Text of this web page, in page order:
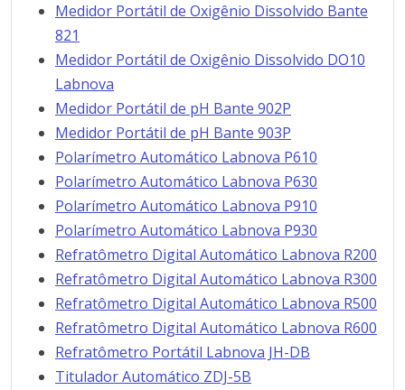
Medidor Portátil de Oxigênio Dissolvido Bante
821
Medidor Portátil de Oxigênio Dissolvido DO10
Labnova
Medidor Portátil de pH Bante 902P
Medidor Portátil de pH Bante 903P
Polarímetro Automático Labnova P610
Polarímetro Automático Labnova P630
Polarímetro Automático Labnova P910
Polarímetro Automático Labnova P930
Refratômetro Digital Automático Labnova R200
Refratômetro Digital Automático Labnova R300
Refratômetro Digital Automático Labnova R500
Refratômetro Digital Automático Labnova R600
Refratômetro Portátil Labnova JH-DB
Titulador Automático ZDJ-5B